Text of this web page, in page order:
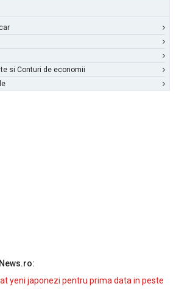
si Conturi de economii
yeni japonezi pentru prima data in peste